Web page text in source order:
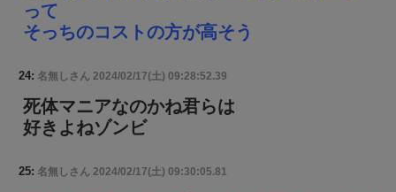
って
そっちのコストの方が高そう
24: 名無しさん 2024/02/17(土) 09:28:52.39
死体マニアなのかね君らは
好きよねゾンビ
25: 名無しさん 2024/02/17(土) 09:30:05.81